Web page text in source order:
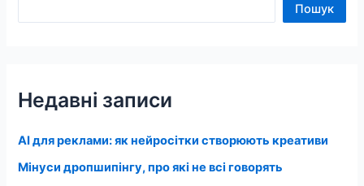
Пошук
Недавні записи
AI для реклами: як нейросітки створюють креативи
Мінуси дропшипінгу, про які не всі говорять